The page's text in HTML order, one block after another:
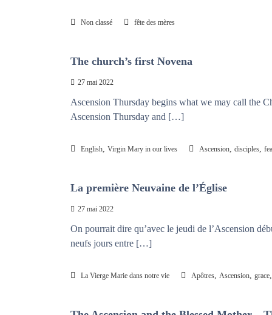
u
Non classé fête des mères
The church’s first Novena
27 mai 2022
Ascension Thursday begins what we may call the
Ascension Thursday and […]
English, Virgin Mary in our lives Ascension, disciples,
La première Neuvaine de l’Église
27 mai 2022
On pourrait dire qu’avec le jeudi de l’Ascension
neufs jours entre […]
La Vierge Marie dans notre vie Apôtres, Ascension, grace,